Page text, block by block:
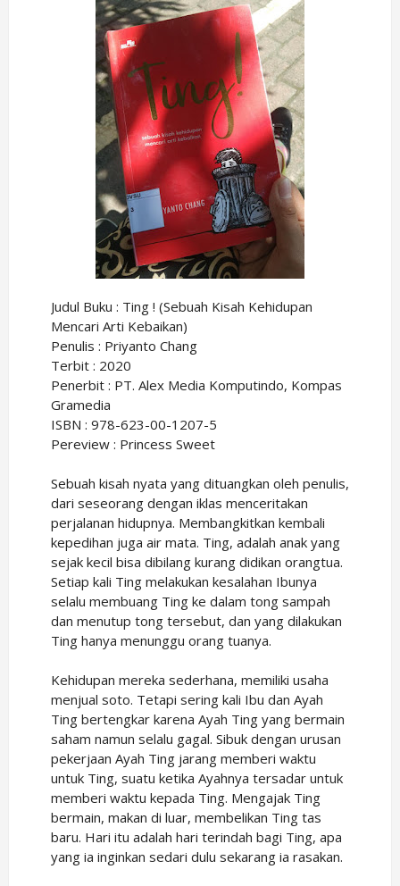
Judul Buku : Ting ! (Sebuah Kisah Kehidupan
Mencari Arti Kebaikan)
Penulis : Priyanto Chang
Terbit : 2020
Penerbit : PT. Alex Media Komputindo, Kompas
Gramedia
ISBN : 978-623-00-1207-5
Pereview : Princess Sweet
Sebuah kisah nyata yang dituangkan oleh penulis,
dari seseorang dengan iklas menceritakan
perjalanan hidupnya. Membangkitkan kembali
kepedihan juga air mata. Ting, adalah anak yang
sejak kecil bisa dibilang kurang didikan orangtua.
Setiap kali Ting melakukan kesalahan Ibunya
selalu membuang Ting ke dalam tong sampah
dan menutup tong tersebut, dan yang dilakukan
Ting hanya menunggu orang tuanya.
Kehidupan mereka sederhana, memiliki usaha
menjual soto. Tetapi sering kali Ibu dan Ayah
Ting bertengkar karena Ayah Ting yang bermain
saham namun selalu gagal. Sibuk dengan urusan
pekerjaan Ayah Ting jarang memberi waktu
untuk Ting, suatu ketika Ayahnya tersadar untuk
memberi waktu kepada Ting. Mengajak Ting
bermain, makan di luar, membelikan Ting tas
baru. Hari itu adalah hari terindah bagi Ting, apa
yang ia inginkan sedari dulu sekarang ia rasakan.